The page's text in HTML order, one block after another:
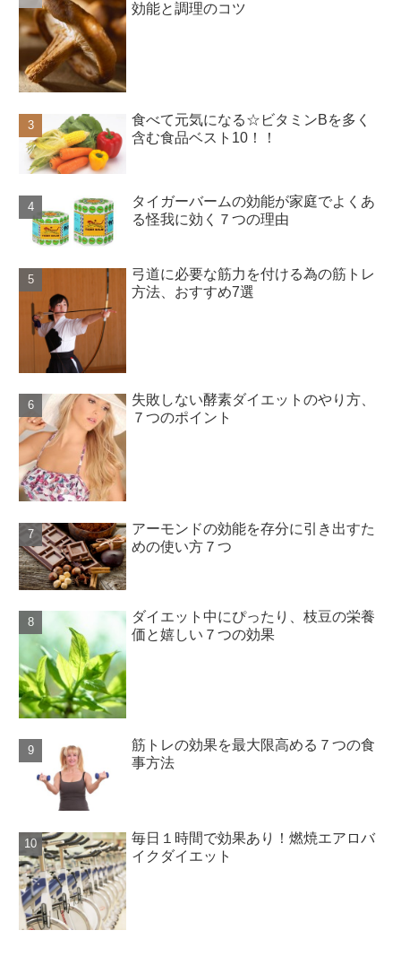
効能と調理のコツ
食べて元気になる☆ビタミンBを多く
含む食品ベスト10！！
タイガーバームの効能が家庭でよくあ
る怪我に効く７つの理由
弓道に必要な筋力を付ける為の筋トレ
方法、おすすめ7選
失敗しない酵素ダイエットのやり方、
７つのポイント
アーモンドの効能を存分に引き出すた
めの使い方７つ
ダイエット中にぴったり、枝豆の栄養
価と嬉しい７つの効果
筋トレの効果を最大限高める７つの食
事方法
毎日１時間で効果あり！燃焼エアロバ
イクダイエット